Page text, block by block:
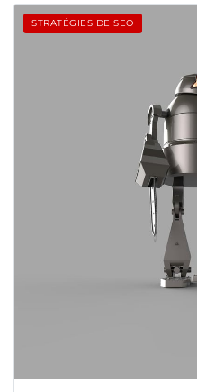
STRATÉGIES DE SEO